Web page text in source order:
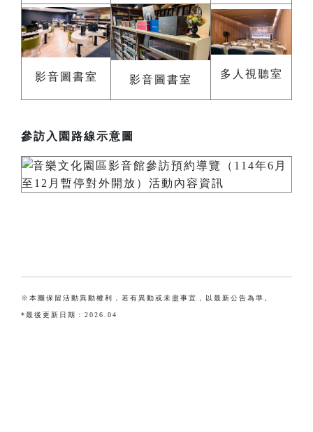
影音圖書室 影音圖書室 多人視聽室
參訪入園路線示意圖
※本團保留活動異動權利，若有異動或未盡事宜，以最新公告為準。
*最後更新日期：2026.04